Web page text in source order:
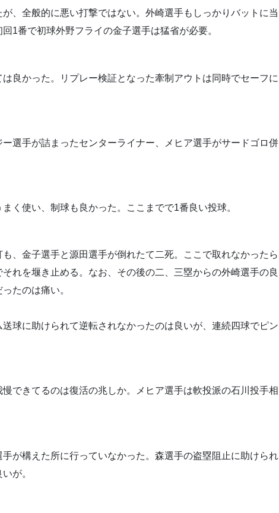
、全般的に悪い打撃ではない。外崎選手もしっかりバットに当
1番で初球外野フライの金子選手は猛省が必要。
良かった。リプレー検証となった牽制アウトは同時でセーフに
選手が詰まったセンターライナー、メヒア選手がサードゴロ併
く使い、制球も良かった。ここまでで1番良い投球。
、金子選手と源田選手が倒れたて二死。ここで取れなかったら
れを堰き止める。なお、その後の二、三塁からの外崎選手の良
たのは痛い。
球に助けられて逆転されなかったのは良いが、連続四球でピン
できてるのは復活の兆しか。メヒア選手は軟投派の石川投手相
が構えた所に行っていなかった。森選手の盗塁阻止に助けられ
が。